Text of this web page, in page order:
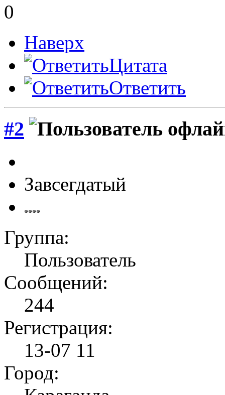
0
Наверх
Цитата
Ответить
#2
Завсегдатый
Группа:
Пользователь
Сообщений:
244
Регистрация:
13-07 11
Город: